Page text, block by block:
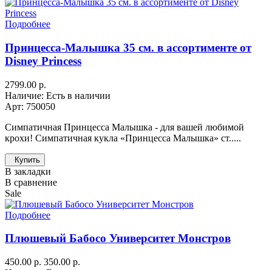
Подробнее
Принцесса-Малышка 35 см. в ассортименте от
Disney Princess
2799.00 р.
Наличие: Есть в наличии
Арт: 750050
Симпатичная Принцесса Малышка - для вашей любимой
крохи! Симпатичная кукла «Принцесса Малышка» ст.....
Купить
В закладки
В сравнение
Sale
Подробнее
Плюшевый Бабосо Университет Монстров
450.00 р. 350.00 р.